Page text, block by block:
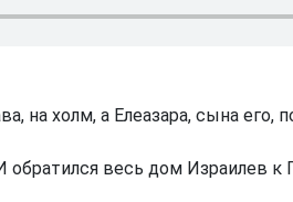
на холм, а Елеазара, сына его,
весь дом Израилев к